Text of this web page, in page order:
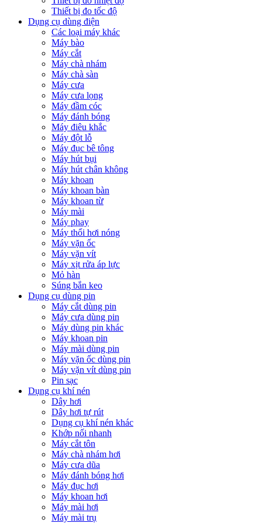
Thiết bị đo tốc độ
Dụng cụ dùng điện
Các loại máy khác
Máy bào
Máy cắt
Máy chà nhám
Máy chà sàn
Máy cưa
Máy cưa lọng
Máy đầm cóc
Máy đánh bóng
Máy điêu khắc
Máy đột lỗ
Máy đục bê tông
Máy hút bụi
Máy hút chân không
Máy khoan
Máy khoan bàn
Máy khoan từ
Máy mài
Máy phay
Máy thổi hơi nóng
Máy vặn ốc
Máy vặn vít
Máy xịt rửa áp lực
Mỏ hàn
Súng bắn keo
Dụng cụ dùng pin
Máy cắt dùng pin
Máy cưa dùng pin
Máy dùng pin khác
Máy khoan pin
Máy mài dùng pin
Máy vặn ốc dùng pin
Máy vặn vít dùng pin
Pin sạc
Dụng cụ khí nén
Dây hơi
Dây hơi tự rút
Dụng cụ khí nén khác
Khớp nối nhanh
Máy cắt tôn
Máy chà nhám hơi
Máy cưa dũa
Máy đánh bóng hơi
Máy đục hơi
Máy khoan hơi
Máy mài hơi
Máy mài trụ